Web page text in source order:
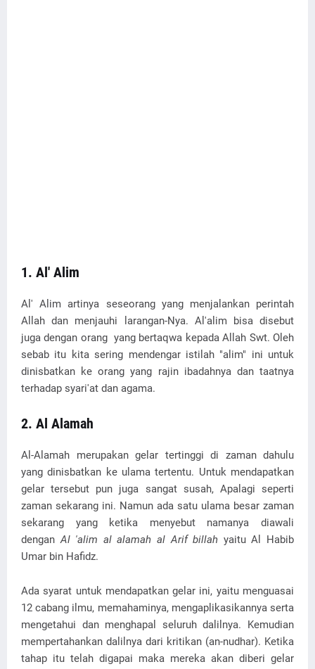
1. Al' Alim
Al' Alim artinya seseorang yang menjalankan perintah
Allah dan menjauhi larangan-Nya. Al'alim bisa disebut
juga dengan orang yang bertaqwa kepada Allah Swt. Oleh
sebab itu kita sering mendengar istilah "alim" ini untuk
dinisbatkan ke orang yang rajin ibadahnya dan taatnya
terhadap syari'at dan agama.
2. Al Alamah
Al-Alamah merupakan gelar tertinggi di zaman dahulu
yang dinisbatkan ke ulama tertentu. Untuk mendapatkan
gelar tersebut pun juga sangat susah, Apalagi seperti
zaman sekarang ini. Namun ada satu ulama besar zaman
sekarang yang ketika menyebut namanya diawali
denganAl 'alim al alamah al Arif billah yaitu Al Habib
Umar bin Hafidz.
Ada syarat untuk mendapatkan gelar ini, yaitu menguasai
12 cabang ilmu, memahaminya, mengaplikasikannya serta
mengetahui dan menghapal seluruh dalilnya. Kemudian
mempertahankan dalilnya dari kritikan (an-nudhar). Ketika
tahap itu telah digapai maka mereka akan diberi gelar